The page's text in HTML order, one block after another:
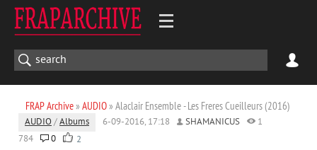
FRAP Archive» AUDIO» Alaclair Ensemble - Les Freres Cueilleurs (2016)
AUDIO /Albums 6-09-2016, 17:18 SHAMANICUS
1
784
0 2